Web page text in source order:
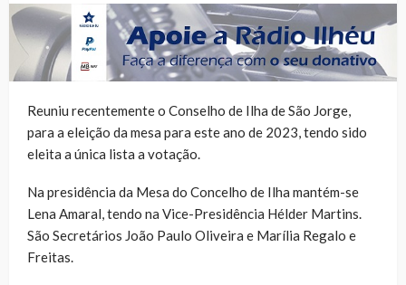
Reuniu recentemente o Conselho de Ilha de São Jorge,
para a eleição da mesa para este ano de 2023, tendo sido
eleita a única lista a votação.
Na presidência da Mesa do Concelho de Ilha mantém-se
Lena Amaral, tendo na Vice-Presidência Hélder Martins.
São Secretários João Paulo Oliveira e Marília Regalo e
Freitas.